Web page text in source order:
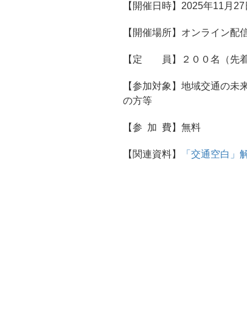
【開催日時】2025年11月
【開催場所】オンライン配
【定 員】２００名（先着
【参加対象】地域交通の
の方等
【参 加 費】無料
【関連資料】 「交通空白」